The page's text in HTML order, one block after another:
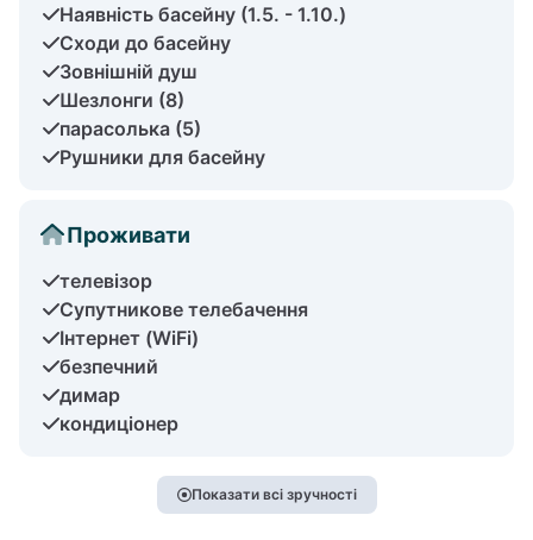
Наявність басейну (1.5. - 1.10.)
Сходи до басейну
Зовнішній душ
Шезлонги (8)
парасолька (5)
Рушники для басейну
Проживати
телевізор
Супутникове телебачення
Інтернет (WiFi)
безпечний
димар
кондиціонер
Показати всі зручності